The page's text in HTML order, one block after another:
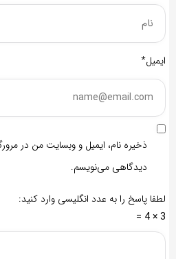
ایمیل*
ذخیره نام، ایمیل و وبسایت من در
دیدگاهی می‌نویسم.
لطفا پاسخ را به عدد انگلیسی وارد کنید:
3 × 4 =